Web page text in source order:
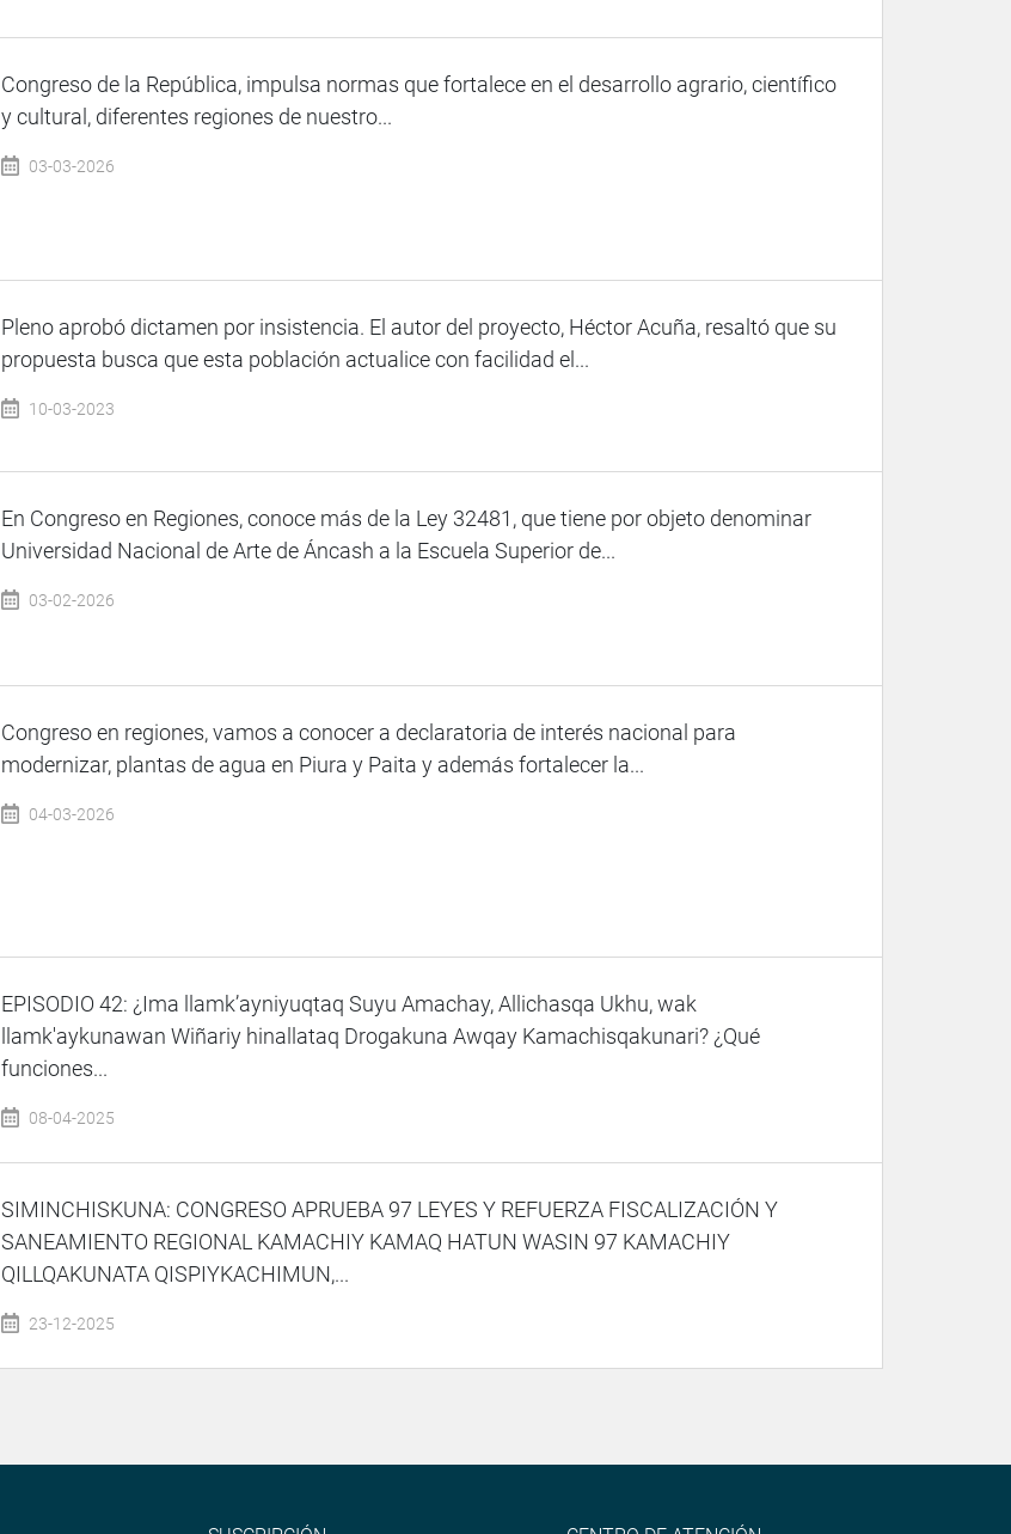
Congreso de la República, impulsa normas que fortalece en el desarrollo agrario, científico
y cultural, diferentes regiones de nuestro...
03-03-2026
Pleno aprobó dictamen por insistencia. El autor del proyecto, Héctor Acuña, resaltó que su
propuesta busca que esta población actualice con facilidad el...
10-03-2023
En Congreso en Regiones, conoce más de la Ley 32481, que tiene por objeto denominar
Universidad Nacional de Arte de Áncash a la Escuela Superior de...
03-02-2026
Congreso en regiones, vamos a conocer a declaratoria de interés nacional para
modernizar, plantas de agua en Piura y Paita y además fortalecer la...
04-03-2026
EPISODIO 42: ¿Ima llamk’ayniyuqtaq Suyu Amachay, Allichasqa Ukhu, wak
llamk'aykunawan Wiñariy hinallataq Drogakuna Awqay Kamachisqakunari? ¿Qué
funciones...
08-04-2025
SIMINCHISKUNA: CONGRESO APRUEBA 97 LEYES Y REFUERZA FISCALIZACIÓN Y
SANEAMIENTO REGIONAL KAMACHIY KAMAQ HATUN WASIN 97 KAMACHIY
QILLQAKUNATA QISPIYKACHIMUN,...
23-12-2025